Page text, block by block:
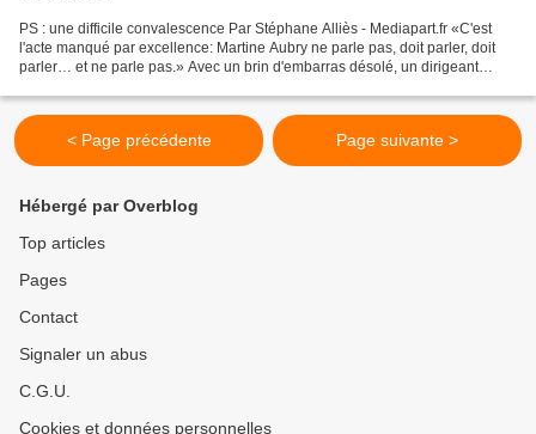
PS : une difficile convalescence Par Stéphane Alliès - Mediapart.fr «C'est
l'acte manqué par excellence: Martine Aubry ne parle pas, doit parler, doit
parler… et ne parle pas.» Avec un brin d'embarras désolé, un dirigeant
< Page précédente Page suivante >
Hébergé par Overblog
Top articles
Pages
Contact
Signaler un abus
C.G.U.
Cookies et données personnelles